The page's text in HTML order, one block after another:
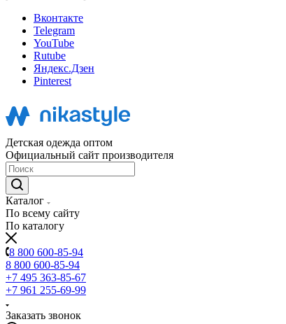
Вконтакте
Telegram
YouTube
Rutube
Яндекс.Дзен
Pinterest
Детская одежда оптом
Официальный сайт производителя
Каталог
По всему сайту
По каталогу
8 800 600-85-94
8 800 600-85-94
+7 495 363-85-67
+7 961 255-69-99
Заказать звонок